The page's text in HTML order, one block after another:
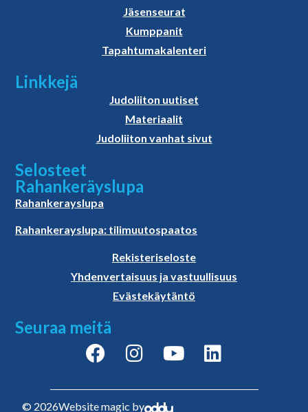
Jäsenseurat
Kumppanit
Tapahtumakalenteri
Linkkejä
Judoliiton uutiset
Materiaalit
Judoliiton vanhat sivut
Selosteet
Rahankeräyslupa
Rahankerayslupa
Rahankerayslupa: tilimuutospaatos
Rekisteriseloste
Yhdenvertaisuus ja vastuullisuus
Evästekäytäntö
Seuraa meitä
© 2026Website magic by